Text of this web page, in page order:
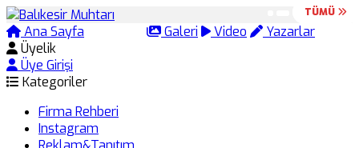
Ana Sayfa Galeri Video
Yazarlar
Üyelik
Üye Girişi
Kategoriler
Firma Rehberi
Instagram
TÜMÜ
TÜMÜ